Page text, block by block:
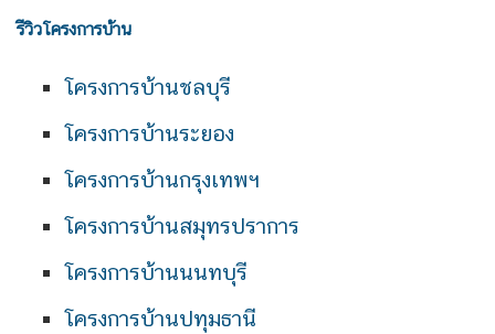
รีวิวโครงการบ้าน
โครงการบ้านชลบุรี
โครงการบ้านระยอง
โครงการบ้านกรุงเทพฯ
โครงการบ้านสมุทรปราการ
โครงการบ้านนนทบุรี
โครงการบ้านปทุมธานี